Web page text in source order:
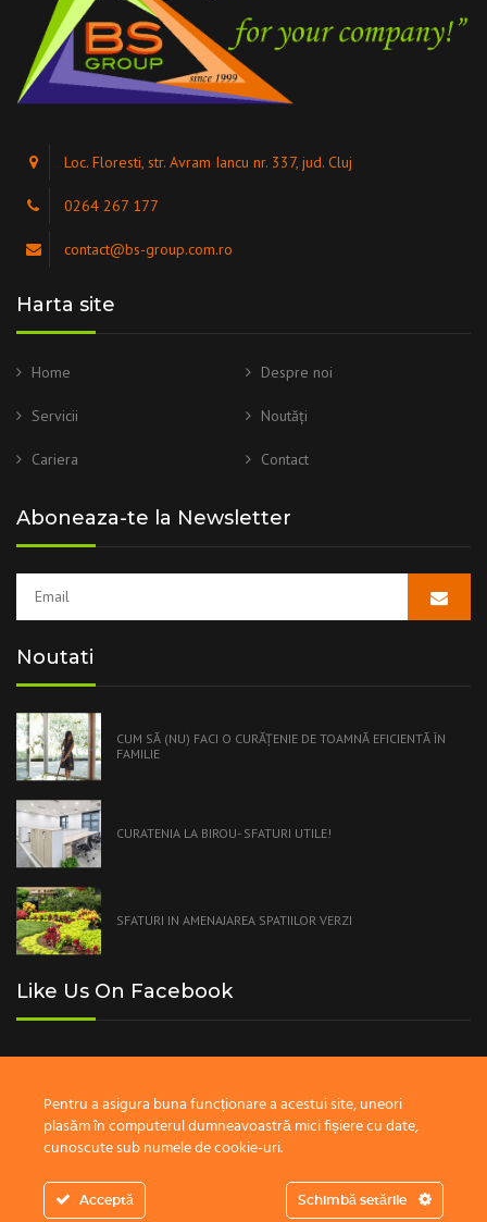
Loc. Floresti, str. Avram Iancu nr. 337, jud. Cluj
0264 267 177
contact@bs-group.com.ro
Harta site
Home Despre noi
Servicii Noutăți
Cariera Contact
Aboneaza-te la Newsletter
Noutati
CUM SĂ (NU) FACI O CURĂŢENIE DE TOAMNĂ EFICIENTĂ ÎN
FAMILIE
CURATENIA LA BIROU- SFATURI UTILE!
SFATURI IN AMENAJAREA SPATIILOR VERZI
Like Us On Facebook
Copyright © 2019 BS Group - Development by
Pentru a asigura buna funcționare a acestui site, uneori
plasăm în computerul dumneavoastră mici fișiere cu date,
cunoscute sub numele de cookie-uri.
Acceptă Schimbă setările